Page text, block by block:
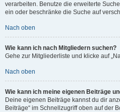
verarbeiten. Benutze die erweiterte
ein oder beschränke die Suche auf
Nach oben
Wie kann ich nach Mitgliedern suchen?
Gehe zur Mitgliederliste und klicke auf
Nach oben
Wie kann ich meine eigenen Beiträge
Deine eigenen Beiträge kannst du dir
Beiträge“ im Schnellzugriff oben auf der